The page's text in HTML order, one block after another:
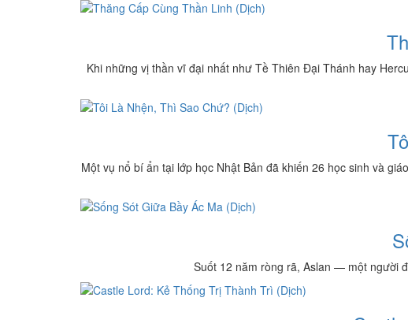
Khi những vị thần vĩ đại nhất như Tề Thiên Đại Thánh hay
Một vụ nổ bí ẩn tại lớp học Nhật Bản đã khiến 26 học sinh và
Suốt 12 năm ròng rã, Aslan — một người